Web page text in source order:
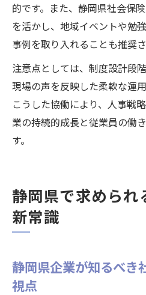
的です。また、静岡県社会保
を活かし、地域イベントや勉
事例を取り入れることも推奨さ
注意点としては、制度設計段
現場の声を反映した柔軟な運
こうした協働により、人事戦
業の持続的成長と従業員の働
す。
静岡県で求められ
新常識
静岡県企業が知るべき
視点